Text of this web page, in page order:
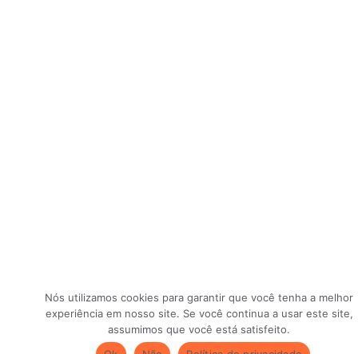
Nós utilizamos cookies para garantir que você tenha a melhor
experiência em nosso site. Se você continua a usar este site,
assumimos que você está satisfeito.